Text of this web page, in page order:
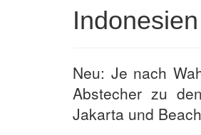
Neu: Je nach
Abstecher zu
Jakarta und